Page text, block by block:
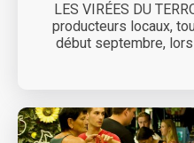
LES VIRÉES DU
producteurs locaux,
début septembre,